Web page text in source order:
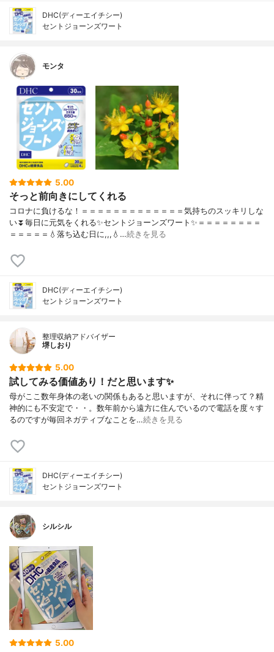
DHC(ディーエイチシー)
セントジョーンズワート
モンタ
5.00
そっと前向きにしてくれる
コロナに負けるな！＝＝＝＝＝＝＝＝＝＝＝＝＝気持ちのスッキリしな
い⏬毎日に元気をくれる✨セントジョーンズワート✨＝＝＝＝＝＝＝＝
＝＝＝＝＝💧落ち込む日に,,,💧…続きを見る
DHC(ディーエイチシー)
セントジョーンズワート
整理収納アドバイザー
堺しおり
5.00
試してみる価値あり！だと思います✨
母がここ数年身体の老いの関係もあると思いますが、それに伴って？精
神的にも不安定で・・。数年前から遠方に住んでいるので電話を度々す
るのですが毎回ネガティブなことを…続きを見る
DHC(ディーエイチシー)
セントジョーンズワート
シルシル
5.00